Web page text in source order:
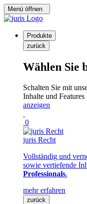
Menü öffnen
Produkte
zurück
Wählen Sie
Schalten Sie mit
Inhalte und
anzeigen
0
juris Recht
Vollständig und
sowie vertiefende
Professionals.
mehr erfahren
zurück